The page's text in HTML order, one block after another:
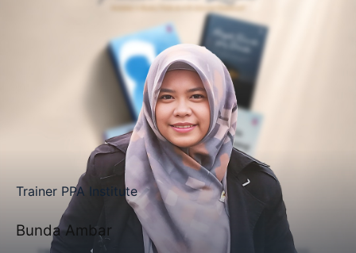
Trainer PPA Institute
Bunda Ambar